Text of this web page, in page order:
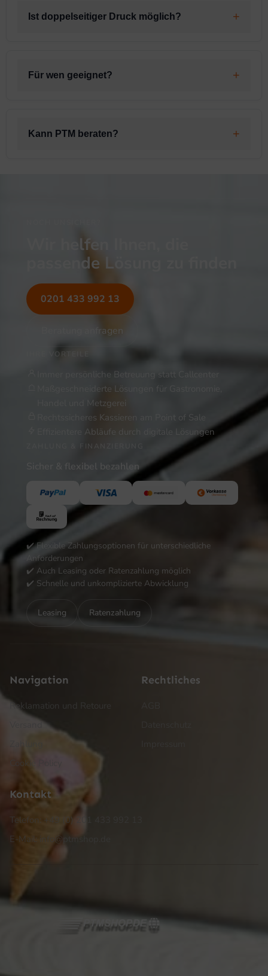
Ist doppelseitiger Druck möglich?
Für wen geeignet?
Kann PTM beraten?
Wir helfen Ihnen, die
passende Lösung zu finden
0201 433 992 13
Beratung anfragen
IHRE VORTEILE
Immer persönliche Betreuung statt Callcenter
Maßgeschneiderte Lösungen für Gastronomie,
Handel und Metzgerei
Rechtssicheres Kassieren am Point of Sale
Effizientere Abläufe durch digitale Lösungen
ZAHLUNG & FINANZIERUNG
Sicher & flexibel bezahlen
✔️ Flexible Zahlungsoptionen für unterschiedliche
Anforderungen
✔️ Auch Leasing oder Ratenzahlung möglich
✔️ Schnelle und unkomplizierte Abwicklung
Leasing Ratenzahlung
Navigation
Reklamation und Retoure
Cookie Policy
Rechtliches
Kontakt
Telefon: +49 (0) 201 433 992 13
E-Mail: info@ptmshop.de